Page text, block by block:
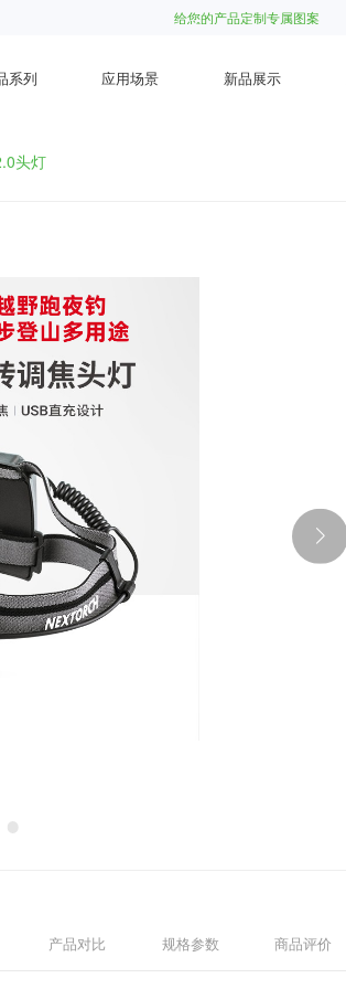
给您的产品定制专属图案
系列 应用场景 新品展示
头灯
产品对比 规格参数 商品评价